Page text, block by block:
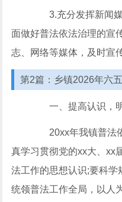
3.充分发挥新闻媒
面做好普法依法治理的宣
志、网络等媒体，及时宣
第2篇：乡镇2026年六
一、提高认识，明
20xx年我镇普法依
真学习贯彻党的xx大、xx
法工作的思想认识;要科
统领普法工作全局，以人